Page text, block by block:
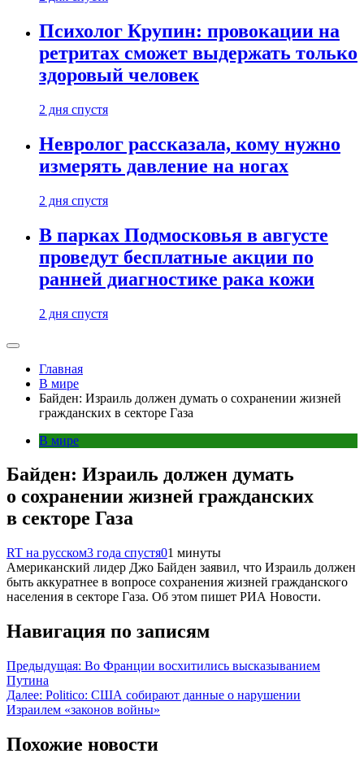
Психолог Крупин: провокации на
ретритах сможет выдержать только
здоровый человек
2 дня спустя
Невролог рассказала, кому нужно
измерять давление на ногах
2 дня спустя
В парках Подмосковья в августе
проведут бесплатные акции по
ранней диагностике рака кожи
2 дня спустя
Главная
В мире
Байден: Израиль должен думать о сохранении жизней
гражданских в секторе Газа
В мире
Байден: Израиль должен думать
о сохранении жизней гражданских
в секторе Газа
RT на русском3 года спустя01 минуты
Американский лидер Джо Байден заявил, что Израиль должен
быть аккуратнее в вопросе сохранения жизней гражданского
населения в секторе Газа. Об этом пишет РИА Новости.
Навигация по записям
Предыдущая: Во Франции восхитились высказыванием
Путина
Далее: Politico: США собирают данные о нарушении
Израилем «законов войны»
Похожие новости